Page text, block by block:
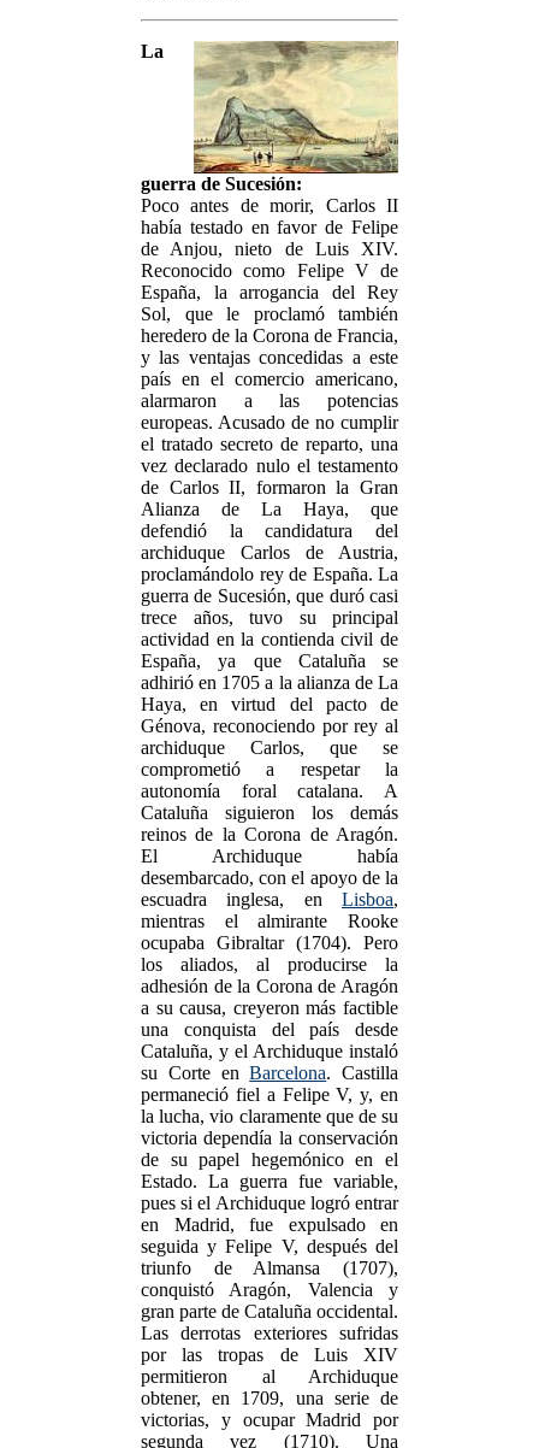
La
guerra de Sucesión:
Poco antes de morir, Carlos II
había testado en favor de Felipe
de Anjou, nieto de Luis XIV.
Reconocido como Felipe V de
España, la arrogancia del Rey
Sol, que le proclamó también
heredero de la Corona de Francia,
y las ventajas concedidas a este
país en el comercio americano,
alarmaron a las potencias
europeas. Acusado de no cumplir
el tratado secreto de reparto, una
vez declarado nulo el testamento
de Carlos II, formaron la Gran
Alianza de La Haya, que
defendió la candidatura del
archiduque Carlos de Austria,
proclamándolo rey de España. La
guerra de Sucesión, que duró casi
trece años, tuvo su principal
actividad en la contienda civil de
España, ya que Cataluña se
adhirió en 1705 a la alianza de La
Haya, en virtud del pacto de
Génova, reconociendo por rey al
archiduque Carlos, que se
comprometió a respetar la
autonomía foral catalana. A
Cataluña siguieron los demás
reinos de la Corona de Aragón.
El Archiduque había
desembarcado, con el apoyo de la
escuadra inglesa, en Lisboa,
mientras el almirante Rooke
ocupaba Gibraltar (1704). Pero
los aliados, al producirse la
adhesión de la Corona de Aragón
a su causa, creyeron más factible
una conquista del país desde
Cataluña, y el Archiduque instaló
su Corte enBarcelona. Castilla
permaneció fiel a Felipe V, y, en
la lucha, vio claramente que de su
victoria dependía la conservación
de su papel hegemónico en el
Estado. La guerra fue variable,
pues si el Archiduque logró entrar
en Madrid, fue expulsado en
seguida y Felipe V, después del
triunfo de Almansa (1707),
conquistó Aragón, Valencia y
gran parte de Cataluña occidental.
Las derrotas exteriores sufridas
por las tropas de Luis XIV
permitieron al Archiduque
obtener, en 1709, una serie de
victorias, y ocupar Madrid por
segunda vez (1710). Una